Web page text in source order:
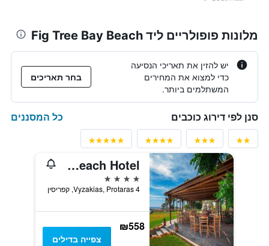
מלונות פופולריים ליד Fig Tree Bay Beach
יש להזין את תאריכי הנסיעה
כדי למצוא את המחירים
המשתלמים ביותר.
בחר תאריכים
סנן לפי דירוג כוכבים כל המסננים
Cavo Maris Beach Hotel
4 כוכבים
4 Vyzakias, Protaras, קפריסין
₪558
צפייה בדילים